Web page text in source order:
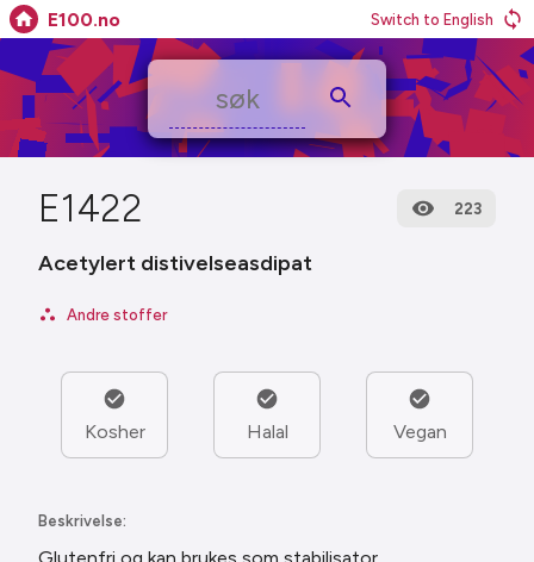
E100.no Switch to English
E1422 223
Acetylert distivelseasdipat
Andre stoffer
Kosher Halal Vegan
Beskrivelse: